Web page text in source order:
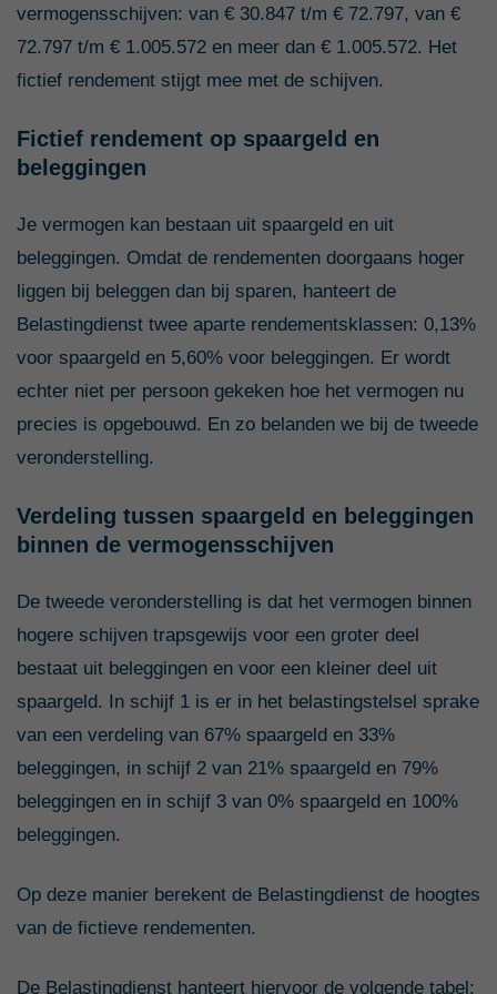
vermogensschijven: van € 30.847 t/m € 72.797, van €
72.797 t/m € 1.005.572 en meer dan € 1.005.572. Het
fictief rendement stijgt mee met de schijven.
Fictief rendement op spaargeld en
beleggingen
Je vermogen kan bestaan uit spaargeld en uit
beleggingen. Omdat de rendementen doorgaans hoger
liggen bij beleggen dan bij sparen, hanteert de
Belastingdienst twee aparte rendementsklassen: 0,13%
voor spaargeld en 5,60% voor beleggingen. Er wordt
echter niet per persoon gekeken hoe het vermogen nu
precies is opgebouwd. En zo belanden we bij de tweede
veronderstelling.
Verdeling tussen spaargeld en beleggingen
binnen de vermogensschijven
De tweede veronderstelling is dat het vermogen binnen
hogere schijven trapsgewijs voor een groter deel
bestaat uit beleggingen en voor een kleiner deel uit
spaargeld. In schijf 1 is er in het belastingstelsel sprake
van een verdeling van 67% spaargeld en 33%
beleggingen, in schijf 2 van 21% spaargeld en 79%
beleggingen en in schijf 3 van 0% spaargeld en 100%
beleggingen.
Op deze manier berekent de Belastingdienst de hoogtes
van de fictieve rendementen.
De Belastingdienst hanteert hiervoor de volgende tabel: